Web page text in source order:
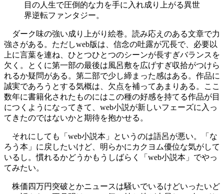
目の人生で圧倒的な力を手に入れ成り上がる異世
界逆転ファンタジー。
ダーク味の強い成り上がり絵巻。読み応えのある文章で力
強さがある。ただしweb版は、信念の吐露が冗長で、必要以
上に言葉を連ね、ひとつひとつのシーンが長すぎバランスを
欠く。とくに第一部の最後は風呂敷を広げすぎ収拾がつけら
れるか疑問がある。第二部で少し締まった感はある。作品に
誠実であろうとする気概は、欠点を補ってあまりある。ここ
数年に書籍化されたものにはこの種の好感を持てる作品が目
につくようになってきて、web小説が新しいフェーズに入っ
てきたのではないかと期待を抱かせる。
それにしても「web小説本」というのは語呂が悪い。「な
ろう本」に戻したいけど、明らかにカクヨム優位な気がして
いるし。慣れるかどうかもうしばらく「web小説本」でやっ
てみたい。
株価四万円突破とかニュースは騒いでいるけどいったいど